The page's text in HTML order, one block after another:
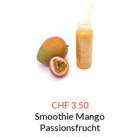
CHF 3.50
Smoothie Mango
Passionsfrucht